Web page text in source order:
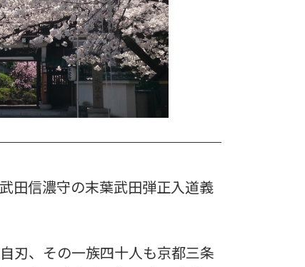
田信濃守の末葉武田弾正入道義
刃、その一族四十人も京都三条